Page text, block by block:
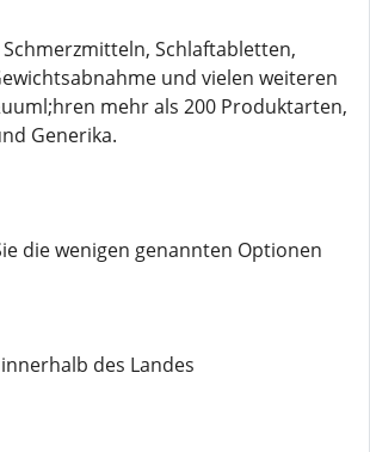
Schlaftabletten,
und vielen weiteren
mehr als 200 Produktarten,
Generika.
die wenigen genannten Optionen
des Landes